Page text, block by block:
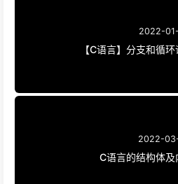
2022-
【C语言】分支和循
2022-
C语言的结构体及